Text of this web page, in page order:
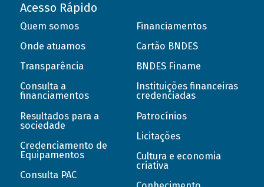
Acesso Rápido
Quem somos
Onde atuamos
Transparência
Consulta a
financiamentos
Resultados para a
sociedade
Credenciamento de
Equipamentos
Consulta PAC
Financiamentos
Cartão BNDES
BNDES Finame
Instituições financeiras
credenciadas
Patrocínios
Licitações
Cultura e economia
criativa